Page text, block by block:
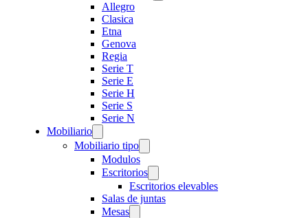
Allegro
Clasica
Etna
Genova
Regia
Serie T
Serie E
Serie H
Serie S
Serie N
Mobiliario
Mobiliario tipo
Modulos
Escritorios
Escritorios elevables
Salas de juntas
Mesas